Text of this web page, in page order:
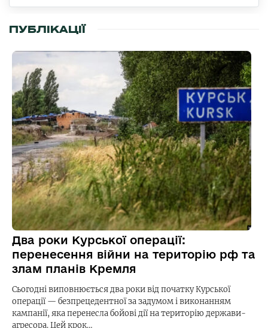
ПУБЛІКАЦІЇ
Два роки Курської операції:
перенесення війни на територію рф та
злам планів Кремля
Сьогодні виповнюється два роки від початку Курської
операції — безпрецедентної за задумом і виконанням
кампанії, яка перенесла бойові дії на територію держави-
агресора. Цей крок…